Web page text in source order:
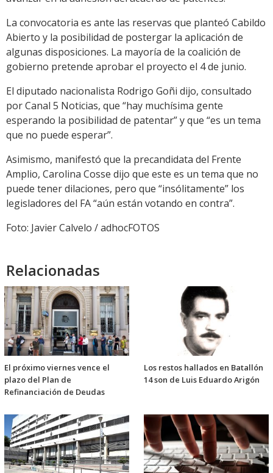
La convocatoria es ante las reservas que planteó Cabildo
Abierto y la posibilidad de postergar la aplicación de
algunas disposiciones. La mayoría de la coalición de
gobierno pretende aprobar el proyecto el 4 de junio.
El diputado nacionalista Rodrigo Goñi dijo, consultado
por Canal 5 Noticias, que “hay muchísima gente
esperando la posibilidad de patentar” y que “es un tema
que no puede esperar”.
Asimismo, manifestó que la precandidata del Frente
Amplio, Carolina Cosse dijo que este es un tema que no
puede tener dilaciones, pero que “insólitamente” los
legisladores del FA “aún están votando en contra”.
Foto: Javier Calvelo / adhocFOTOS
Relacionadas
El próximo viernes vence el
plazo del Plan de
Refinanciación de Deudas
Los restos hallados en Batallón
14 son de Luis Eduardo Arigón